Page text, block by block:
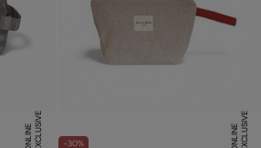
E
X
C
L
U
SI
V
E
O
N
LI
N
E -30% E
X
C
L
U
SI
V
E
O
N
LI
N
E